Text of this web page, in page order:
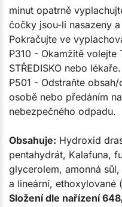
minut opatrně
čočky jsou-li nasazeny
Pokračujte ve
P310 - Okamžitě volejte
STŘEDISKO nebo lékaře.
P501 - Odstraňte
osobě nebo předáním
nebezpečného odpadu.
Obsahuje: Hydroxid
pentahydrát, Kalafuna,
glycerolem, amonná
a lineární, ethoxylované
Složení dle nařízení